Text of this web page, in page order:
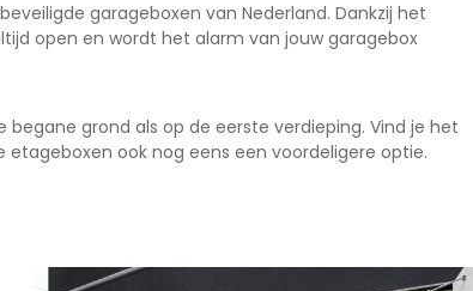
garageboxen van Nederland. Dankzij het
open en wordt het alarm van jouw garagebox
grond als op de eerste verdieping. Vind je het
ook nog eens een voordeligere optie.